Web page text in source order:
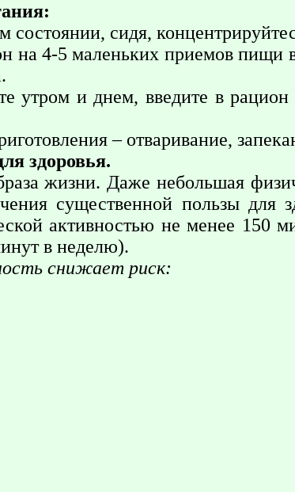
сидя,
на 4-5 маленьких приемов
утром и днем, введите в
– отваривание,
здоровья.
жизни. Даже небольшая
существенной пользы для
активностью не менее 150
в неделю).
снижает риск: